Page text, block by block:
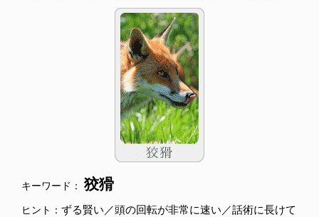
キーワード： 狡猾
ヒント： ずる賢い／頭の回転が非常に速い／話術に長けて